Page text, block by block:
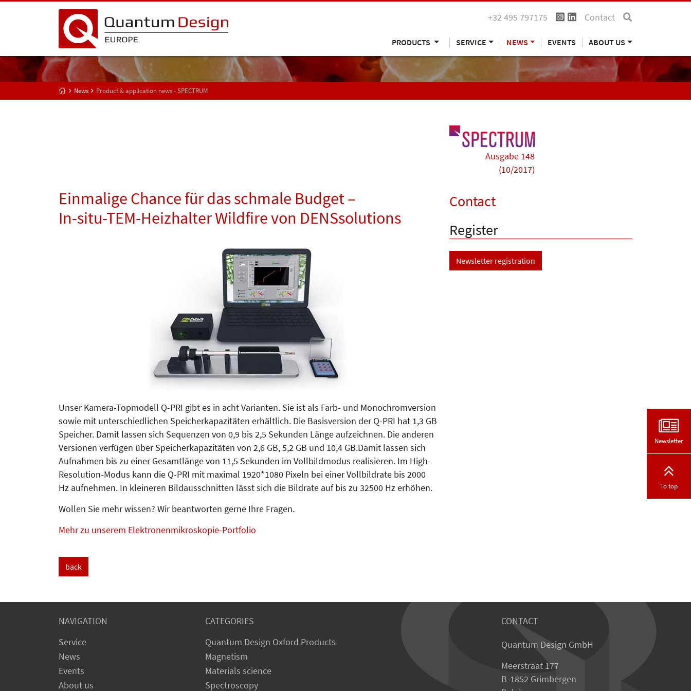
+32 495 797175 Contact
PRODUCTS SERVICE NEWS EVENTS ABOUT US
News Product & application news - SPECTRUM
Ausgabe 148
(10/2017)
Einmalige Chance für das schmale Budget –
In-situ-TEM-Heizhalter Wildfire von DENSsolutions
Unser Kamera-Topmodell Q-PRI gibt es in acht Varianten. Sie ist als Farb- und Monochromversion
sowie mit unterschiedlichen Speicherkapazitäten erhältlich. Die Basisversion der Q-PRI hat 1,3 GB
Speicher. Damit lassen sich Sequenzen von 0,9 bis 2,5 Sekunden Länge aufzeichnen. Die anderen
Versionen verfügen über Speicher­kapazitäten von 2,6 GB, 5,2 GB und 10,4 GB.Damit lassen sich
Aufnahmen bis zu einer Gesamtlänge von 11,5 Sekunden im Vollbildmodus realisieren. Im High-
Resolution-Mo­dus kann die Q-PRI mit maxi­mal 1920*1080 Pixeln bei einer Voll­bild­rate bis 2000
Hz aufnehmen. In kleine­ren Bildausschnitten lässt sich die Bildrate auf bis zu 32500 Hz erhöhen.
Wollen Sie mehr wissen? Wir beantworten gerne Ihre Fragen.
Mehr zu unserem Elektronenmikroskopie-Portfolio
back
Contact
Register
Newsletter registration
NAVIGATION
Service
News
Events
About us
CATEGORIES
Quantum Design Oxford Products
Magnetism
Materials science
Spectroscopy
CONTACT
Quantum Design GmbH
Meerstraat 177
B-1852 Grimbergen
Newsletter
To top